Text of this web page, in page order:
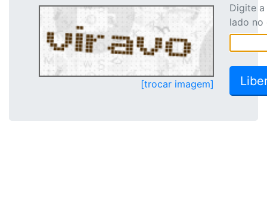
[trocar imagem]
Digite
lado no